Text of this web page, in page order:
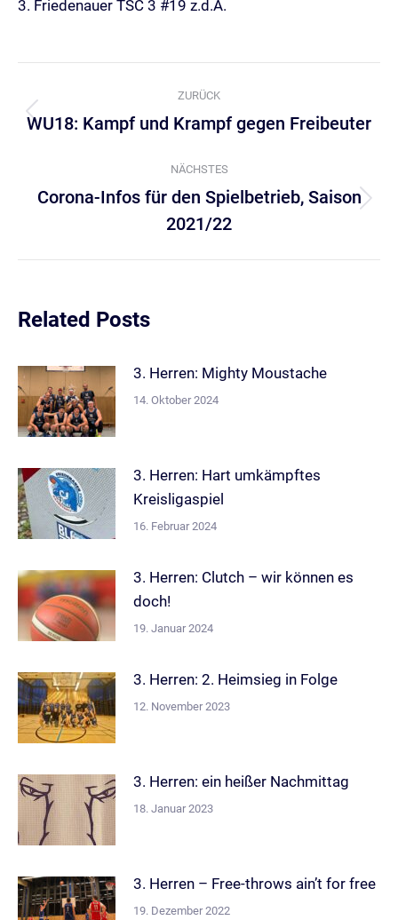
3. Friedenauer TSC 3 #19 z.d.A.
Kommentarnavigation
ZURÜCK
Vorheriger
WU18: Kampf und Krampf gegen Freibeuter
NÄCHSTES
Nächster
Beitrag:
Corona-Infos für den Spielbetrieb, Saison
2021/22
Related Posts
3. Herren: Mighty Moustache
14. Oktober 2024
3. Herren: Hart umkämpftes
Kreisligaspiel
16. Februar 2024
3. Herren: Clutch – wir können es
doch!
19. Januar 2024
3. Herren: 2. Heimsieg in Folge
12. November 2023
3. Herren: ein heißer Nachmittag
18. Januar 2023
3. Herren – Free-throws ain’t for free
19. Dezember 2022